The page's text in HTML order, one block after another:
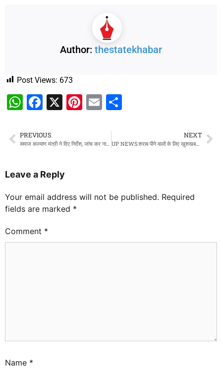
Author: thestatekhabar
Post Views: 673
WhatsApp
Facebook
X Pinterest
Email
PREVIOUS
समाज कल्याण मंत्री ने दिए निर्देश, जांच कर नारी कौशल प्रशिक्षण बनाने का भेजे प्रस्ताव
NEXT
UP NEWS:शराब पीने वालों के लिए खुशखबरी, अब इतने बजे तक खुलेंगी शराब की दुकानें
Leave a Reply
Your email address will not be published. Required
fields are marked *
Comment *
Name *